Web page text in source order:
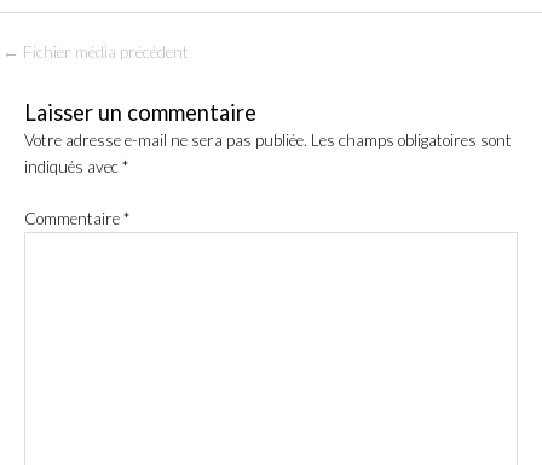
← Fichier média précédent
Laisser un commentaire
Votre adresse e-mail ne sera pas publiée. Les champs obligatoires sont
indiqués avec*
Commentaire*